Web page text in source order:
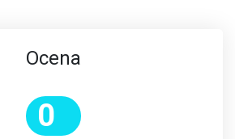
Ocena
0